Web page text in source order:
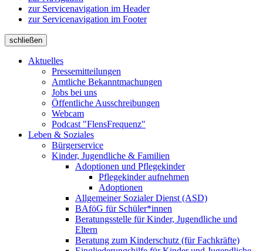
zur Servicenavigation im Header
zur Servicenavigation im Footer
schließen
Aktuelles
Pressemitteilungen
Amtliche Bekanntmachungen
Jobs bei uns
Öffentliche Ausschreibungen
Webcam
Podcast "FlensFrequenz"
Leben & Soziales
Bürgerservice
Kinder, Jugendliche & Familien
Adoptionen und Pflegekinder
Pflegekinder aufnehmen
Adoptionen
Allgemeiner Sozialer Dienst (ASD)
BAföG für Schüler*innen
Beratungsstelle für Kinder, Jugendliche und
Eltern
Beratung zum Kinderschutz (für Fachkräfte)